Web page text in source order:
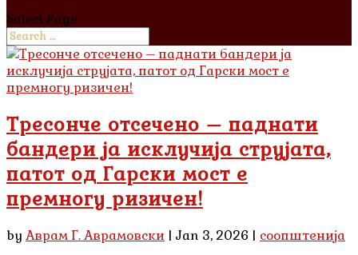
Select Page
Тресонче отсечено – паднати
бандери ја исклучија струјата,
патот од Гарски мост е
премногу ризичен!
by Аврам Г. Аврамовски | Jan 3, 2026 | соопштенија